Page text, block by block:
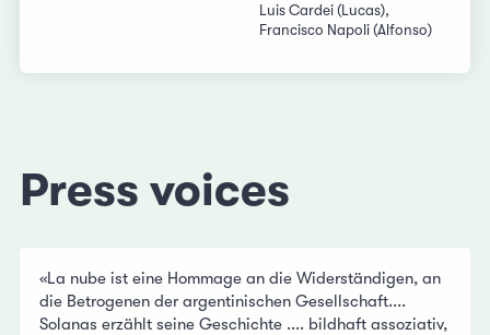
Luis Cardei (Lucas),
Francisco Napoli (Alfonso)
Press voices
«La nube ist eine Hommage an die Widerständigen, an
die Betrogenen der argentinischen Gesellschaft....
Solanas erzählt seine Geschichte .... bildhaft assoziativ,